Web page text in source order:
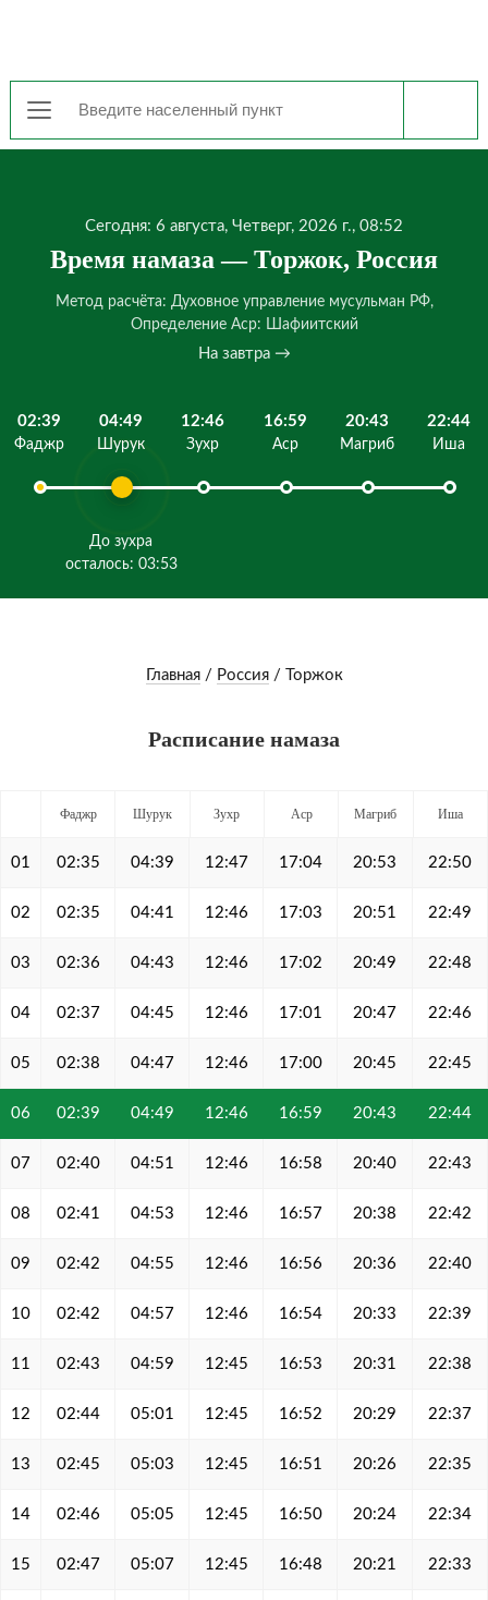
Сегодня: 6 августа, Четверг, 2026 г., 08:52
Время намаза — Торжок, Россия
Метод расчёта: Духовное управление мусульман РФ,
Определение Аср: Шафиитский
На завтра →
02:39
Фаджр
04:49
Шурук
До зухра
осталось: 03:53
12:46
Зухр
16:59
Аср
20:43
Магриб
22:44
Иша
Главная/ Россия/ Торжок
Расписание намаза
Фаджр Шурук Зухр Аср Магриб Иша
01 02:35 04:39 12:47 17:04 20:53 22:50
02 02:35 04:41 12:46 17:03 20:51 22:49
03 02:36 04:43 12:46 17:02 20:49 22:48
04 02:37 04:45 12:46 17:01 20:47 22:46
05 02:38 04:47 12:46 17:00 20:45 22:45
06 02:39 04:49 12:46 16:59 20:43 22:44
07 02:40 04:51 12:46 16:58 20:40 22:43
08 02:41 04:53 12:46 16:57 20:38 22:42
09 02:42 04:55 12:46 16:56 20:36 22:40
10 02:42 04:57 12:46 16:54 20:33 22:39
11 02:43 04:59 12:45 16:53 20:31 22:38
12 02:44 05:01 12:45 16:52 20:29 22:37
13 02:45 05:03 12:45 16:51 20:26 22:35
14 02:46 05:05 12:45 16:50 20:24 22:34
15 02:47 05:07 12:45 16:48 20:21 22:33